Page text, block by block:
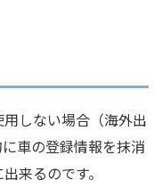
しない場合（海外出
車の登録情報を抹消
来るのです。